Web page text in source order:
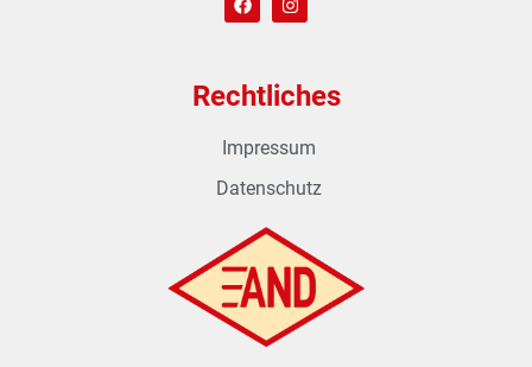
Rechtliches
Impressum
Datenschutz